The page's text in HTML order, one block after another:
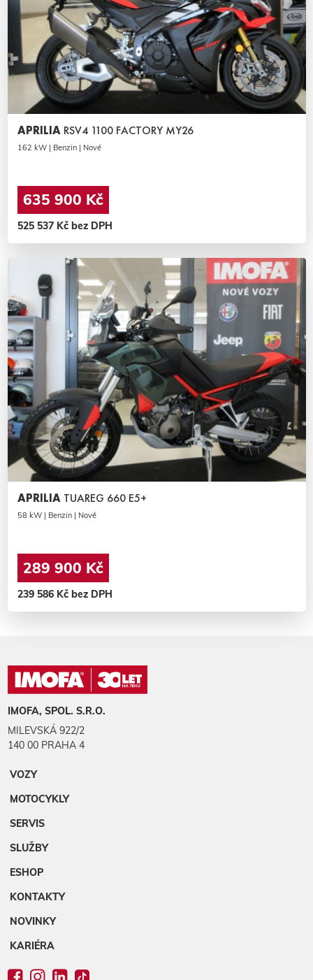
APRILIA RSV4 1100 FACTORY MY26
162 kW | Benzin | Nové
635 900 Kč
525 537 Kč bez DPH
APRILIA TUAREG 660 E5+
58 kW | Benzin | Nové
289 900 Kč
239 586 Kč bez DPH
IMOFA, SPOL. S.R.O.
MILEVSKÁ 922/2
140 00 PRAHA 4
VOZY
MOTOCYKLY
SERVIS
SLUŽBY
ESHOP
KONTAKTY
NOVINKY
KARIÉRA